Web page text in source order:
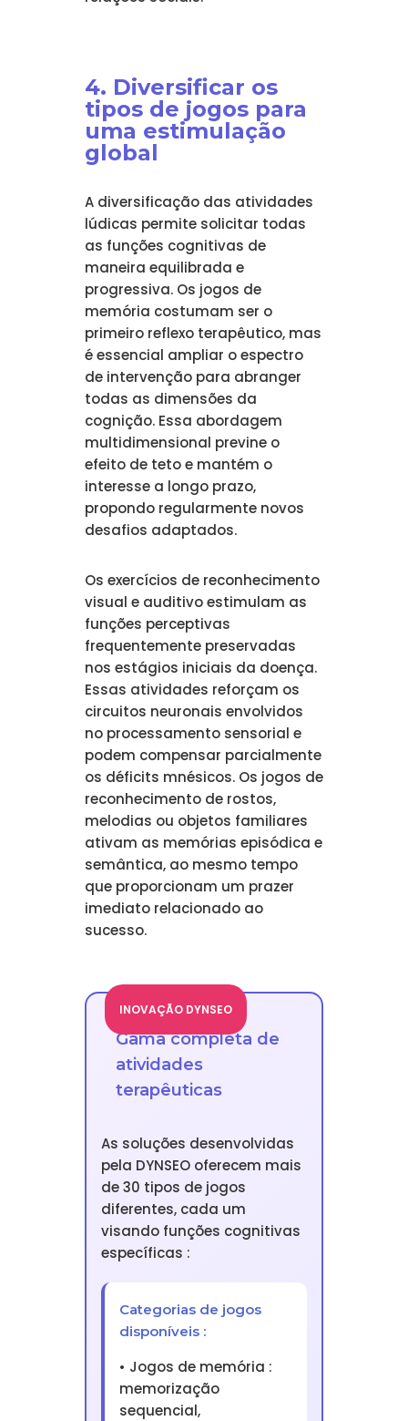
4. Diversificar os
tipos de jogos para
uma estimulação
global
A diversificação das atividades
lúdicas permite solicitar todas
as funções cognitivas de
maneira equilibrada e
progressiva. Os jogos de
memória costumam ser o
primeiro reflexo terapêutico, mas
é essencial ampliar o espectro
de intervenção para abranger
todas as dimensões da
cognição. Essa abordagem
multidimensional previne o
efeito de teto e mantém o
interesse a longo prazo,
propondo regularmente novos
desafios adaptados.
Os exercícios de reconhecimento
visual e auditivo estimulam as
funções perceptivas
frequentemente preservadas
nos estágios iniciais da doença.
Essas atividades reforçam os
circuitos neuronais envolvidos
no processamento sensorial e
podem compensar parcialmente
os déficits mnésicos. Os jogos de
reconhecimento de rostos,
melodias ou objetos familiares
ativam as memórias episódica e
semântica, ao mesmo tempo
que proporcionam um prazer
imediato relacionado ao
sucesso.
INOVAÇÃO DYNSEO
Gama completa de
atividades
terapêuticas
As soluções desenvolvidas
pela DYNSEO oferecem mais
de 30 tipos de jogos
diferentes, cada um
visando funções cognitivas
específicas :
Categorias de jogos
disponíveis :
• Jogos de memória :
memorização
sequencial,